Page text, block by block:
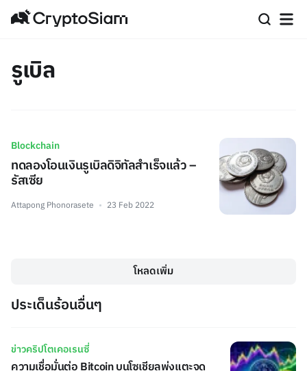
รูเบิล
Blockchain
ทดลองโอนเงินรูเบิลดิจิทัลสำเร็จแล้ว –
รัสเซีย
Attapong Phonorasete 23 Feb 2022
โหลดเพิ่ม
ประเด็นร้อนอื่นๆ
ข่าวคริปโตเคอเรนซี่
ความเชื่อมั่นต่อ Bitcoin บนโซเชียลพุ่งแตะจุด